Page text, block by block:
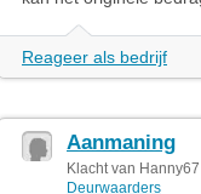
Reageer als bedrijf
Aanmaning
Klacht van
Deurwaarders